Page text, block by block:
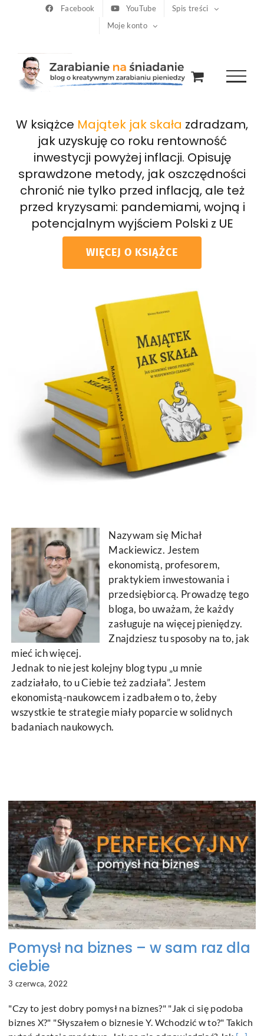
Facebook YouTube
Spis treści
Moje konto
W książce Majątek jak skała zdradzam,
jak uzyskuję co roku rentowność
inwestycji powyżej inflacji. Opisuję
sprawdzone metody, jak oszczędności
chronić nie tylko przed inflacją, ale też
przed kryzysami: pandemiami, wojną i
potencjalnym wyjściem Polski z UE
WIĘCEJ O KSIĄŻCE
Nazywam się Michał
Mackiewicz. Jestem
ekonomistą, profesorem,
praktykiem inwestowania i
przedsiębiorcą. Prowadzę tego
bloga, bo uważam, że każdy
zasługuje na więcej pieniędzy.
Znajdziesz tu sposoby na to, jak
mieć ich więcej.
Jednak to nie jest kolejny blog typu „u mnie
zadziałało, to u Ciebie też zadziała”. Jestem
ekonomistą-naukowcem i zadbałem o to, żeby
wszystkie te strategie miały poparcie w solidnych
badaniach naukowych.
Pomysł na biznes – w sam raz dla
ciebie
3 czerwca, 2022
"Czy to jest dobry pomysł na biznes?" "Jak ci się podoba
biznes X?" "Słyszałem o biznesie Y. Wchodzić w to?" Takich